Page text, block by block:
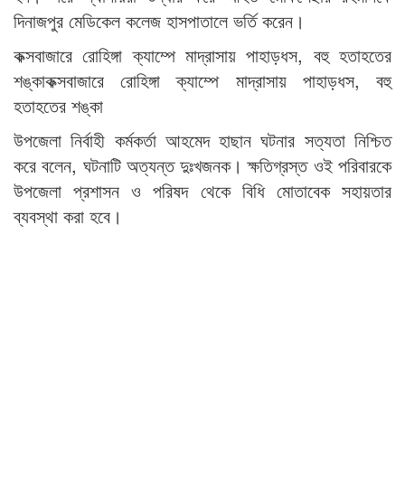
দিনাজপুর মেডিকেল কলেজ হাসপাতালে ভর্তি করেন।
কক্সবাজারে রোহিঙ্গা ক্যাম্পে মাদ্রাসায় পাহাড়ধস, বহু হতাহতের
শঙ্কাকক্সবাজারে রোহিঙ্গা ক্যাম্পে মাদ্রাসায় পাহাড়ধস, বহু
হতাহতের শঙ্কা
উপজেলা নির্বাহী কর্মকর্তা আহমেদ হাছান ঘটনার সত্যতা নিশ্চিত
করে বলেন, ঘটনাটি অত্যন্ত দুঃখজনক। ক্ষতিগ্রস্ত ওই পরিবারকে
উপজেলা প্রশাসন ও পরিষদ থেকে বিধি মোতাবেক সহায়তার
ব্যবস্থা করা হবে।